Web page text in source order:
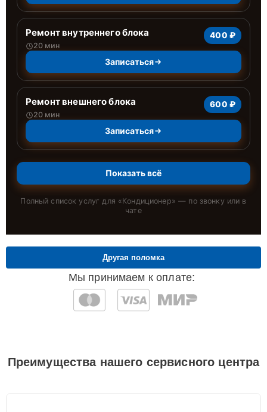
Ремонт внутреннего блока
20 мин
400 ₽
Записаться
Ремонт внешнего блока
20 мин
600 ₽
Записаться
Показать всё
Полный список услуг для «Кондиционер» — по звонку или в
чате
Мы принимаем к оплате:
Другая поломка
Преимущества нашего сервисного центра